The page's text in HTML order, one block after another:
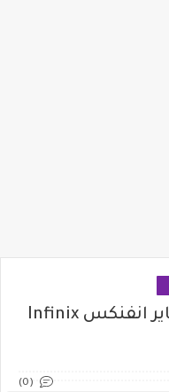
اعدادات الحساسية فري فاير انفنكس Infinix
(0)